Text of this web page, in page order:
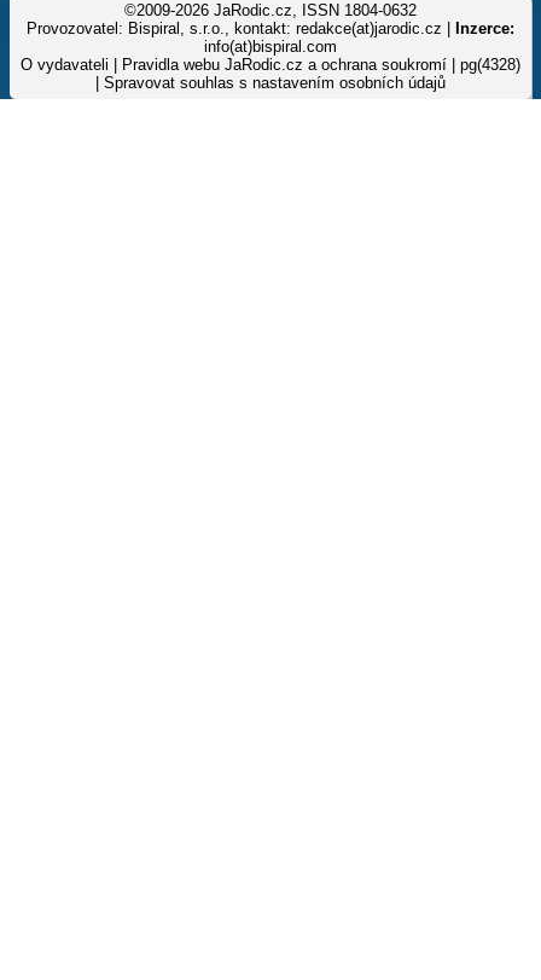
©2009-2026 JaRodic.cz, ISSN 1804-0632
Provozovatel: Bispiral, s.r.o., kontakt: redakce(at)jarodic.cz |
Inzerce:
info(at)bispiral.com
O vydavateli
Pravidla webu JaRodic.cz a ochrana soukromí | pg(4328)
Spravovat souhlas s nastavením osobních údajů